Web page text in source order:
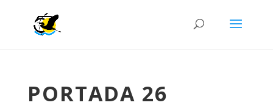
PORTADA 26